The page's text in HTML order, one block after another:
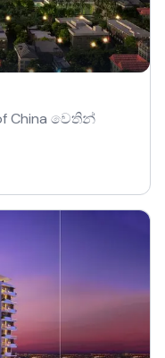
China වෙතින්